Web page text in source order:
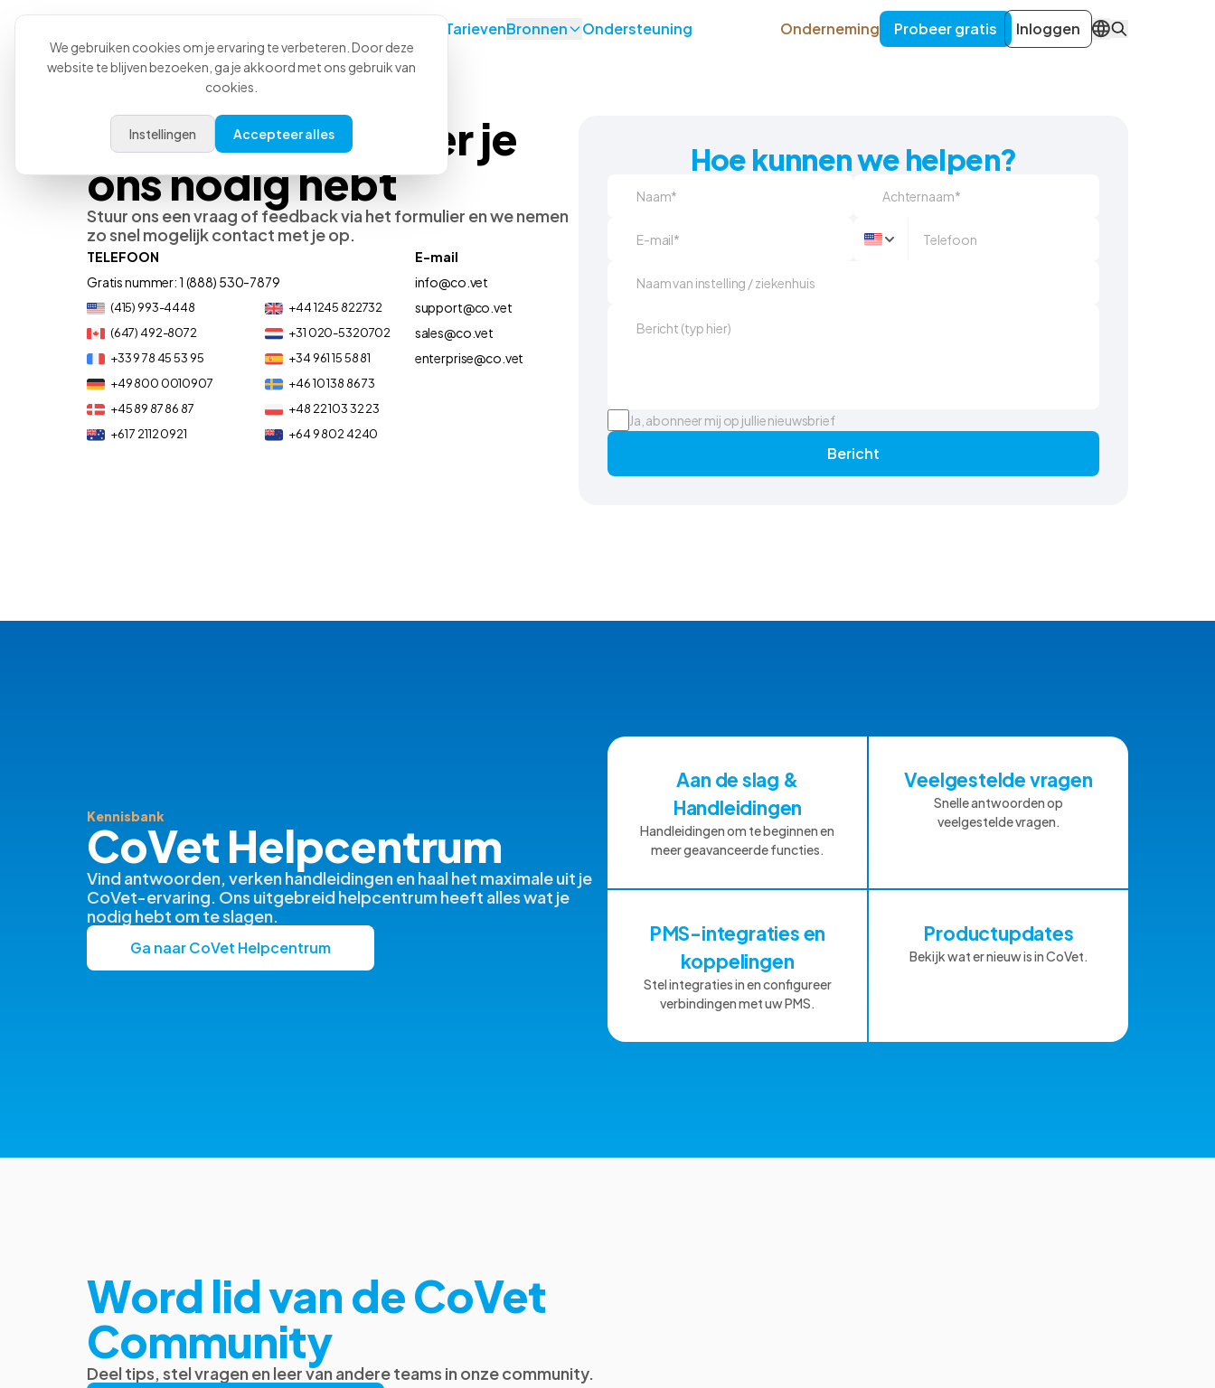
TarievenBronnen Ondersteuning Onderneming Probeer gratis Inloggen NL
We zijn er wanneer je
ons nodig hebt
Stuur ons een vraag of feedback via het formulier en we nemen
zo snel mogelijk contact met je op.
TELEFOON
Gratis nummer: 1 (888) 530-7879
(415) 993-4448
+44 1245 822732
(647) 492-8072
+31 020-5320702
+33 9 78 45 53 95
+34 961 15 58 81
+49 800 0010907
+46 10 138 86 73
+45 89 87 86 87
+48 22 103 32 23
+61 7 2112 0921
+64 9 802 4240
E-mail
info@co.vet
support@co.vet
sales@co.vet
enterprise@co.vet
Hoe kunnen we helpen?
Ja, abonneer mij op jullie nieuwsbrief
Bericht
Kennisbank
CoVet Helpcentrum
Vind antwoorden, verken handleidingen en haal het maximale uit je
CoVet-ervaring. Ons uitgebreid helpcentrum heeft alles wat je
nodig hebt om te slagen.
Ga naar CoVet Helpcentrum
Aan de slag &
Handleidingen
Handleidingen om te beginnen en
meer geavanceerde functies.
Veelgestelde vragen
Snelle antwoorden op
veelgestelde vragen.
PMS-integraties en
koppelingen
Stel integraties in en configureer
verbindingen met uw PMS.
Productupdates
Bekijk wat er nieuw is in CoVet.
Word lid van de CoVet
Community
Deel tips, stel vragen en leer van andere teams in onze community.
We gebruiken cookies om je ervaring te verbeteren. Door deze
website te blijven bezoeken, ga je akkoord met ons gebruik van
cookies.
Instellingen Accepteer alles